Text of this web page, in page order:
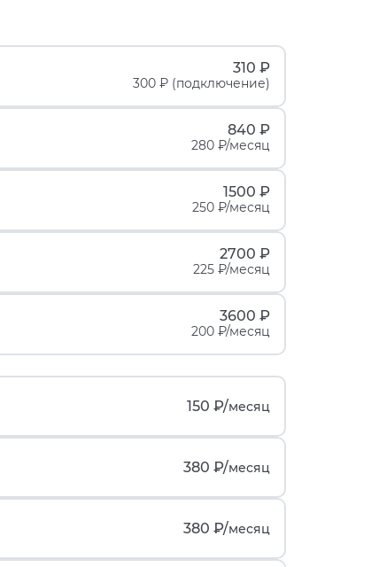
310 ₽
300 ₽ (подключение)
840 ₽
280 ₽/месяц
1500 ₽
250 ₽/месяц
2700 ₽
225 ₽/месяц
3600 ₽
200 ₽/месяц
150 ₽/месяц
380 ₽/месяц
380 ₽/месяц